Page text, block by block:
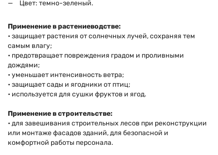
Цвет: темно-зеленый.
Применение в растениеводстве:
• защищает растения от солнечных лучей, сохраняя тем
самым влагу;
• предотвращает повреждения градом и проливными
дождями;
• уменьшает интенсивность ветра;
• защищает сады и ягодники от птиц;
• используется для сушки фруктов и ягод.
Применение в строительстве:
• для завешивания строительных лесов при реконструкции
или монтаже фасадов зданий, для безопасной и
комфортной работы персонала.